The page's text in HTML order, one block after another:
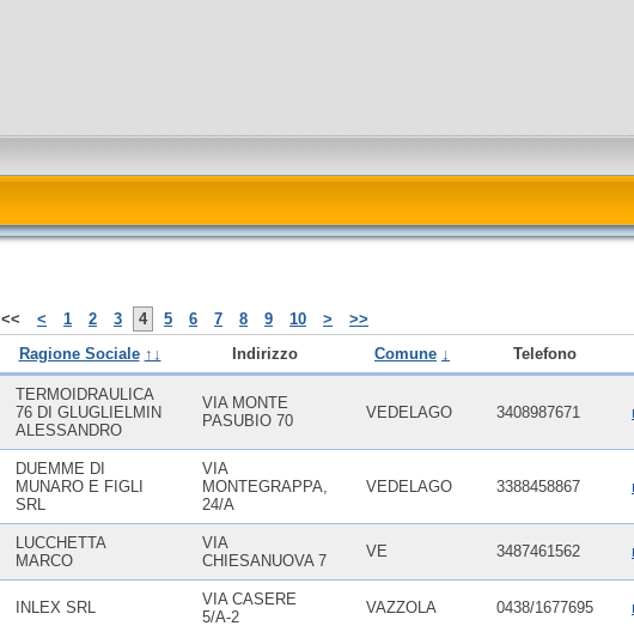
<< < 1 2 3 4 5 6 7 8 9 10 >
>>
Ragione Sociale ↑↓ Indirizzo Comune ↓ Telefono
TERMOIDRAULICA
76 DI GLUGLIELMIN
ALESSANDRO
VIA MONTE
PASUBIO 70
VEDELAGO 3408987671
DUEMME DI
MUNARO E FIGLI
SRL
VIA
MONTEGRAPPA,
24/A
VEDELAGO 3388458867
LUCCHETTA
MARCO
VIA
CHIESANUOVA 7
VE 3487461562
INLEX SRL
VIA CASERE
5/A-2
VAZZOLA 0438/1677695